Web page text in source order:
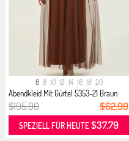
6 8 10 12 14 16 18 20
Abendkleid Mit Gürtel 5353-21 Braun
$195.00 $62.99
SPEZIELL FÜR HEUTE$37.79